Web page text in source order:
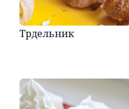
Трдельник